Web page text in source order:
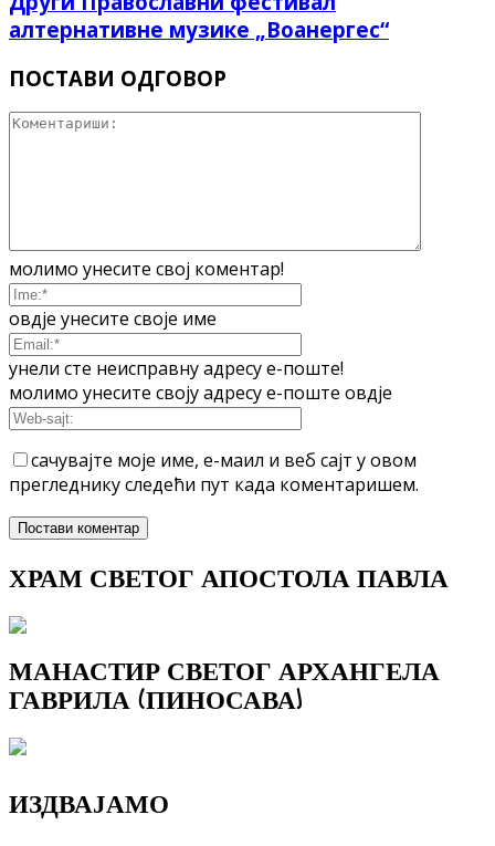
алтернативне музике „Воанергес“
ПОСТАВИ ОДГОВОР
молимо унесите свој коментар!
овдје унесите своје име
унели сте неисправну адресу е-поште!
молимо унесите своју адресу е-поште овдје
сачувајте моје име, е-маил и веб сајт у овом
прегледнику следећи пут када коментаришем.
ХРАМ СВЕТОГ АПОСТОЛА ПАВЛА
МАНАСТИР СВЕТОГ АРХАНГЕЛА
ГАВРИЛА (ПИНОСАВА)
ИЗДВАЈАМО